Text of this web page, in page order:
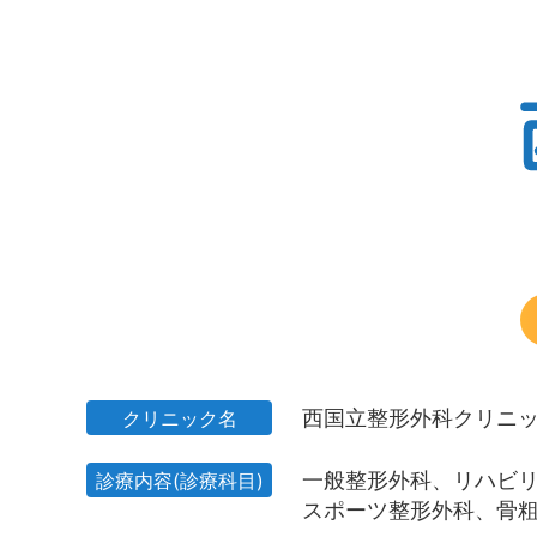
クリニック名 西国立整形外科クリニ
診療内容(診療科目) 一般整形外科、
リハビ
スポーツ整形外科、 骨